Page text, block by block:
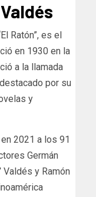
Ratón”, es el
en 1930 en la
a la llamada
por su
y
2021 a los 91
Germán
Valdés y Ramón